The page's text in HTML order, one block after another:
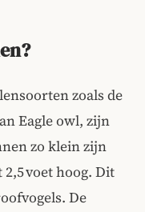
zoals de
Eagle owl, zijn
zo klein zijn
voet hoog. Dit
De